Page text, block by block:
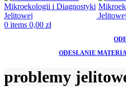
0 items 0,00 zł
ODESŁANIE
problemy